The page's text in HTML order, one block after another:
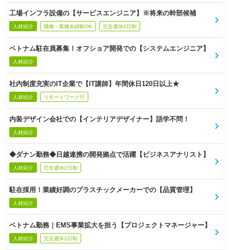
工場インフラ設備の【サービスエンジニア】※将来の幹部候補
人材紹介 職種・業種未経験OK 完全週休2日制
ベトナム駐在員募集！オフショア開発での【システムエンジニア】
人材紹介
社内制度充実のIT企業で【IT講師】年間休日120日以上★
人材紹介 リモートワーク可
内装デザイン会社での【インテリアデザイナー】語学不問！
人材紹介
◆ダナン勤務◆日越連携の開発拠点で活躍【ビジネスアナリスト】
人材紹介 完全週休2日制
駐在採用！業績好調のプラスチックメーカーでの【品質管理】
人材紹介
ベトナム勤務｜EMS事業拡大を担う【プロジェクトマネージャー】
人材紹介 完全週休2日制